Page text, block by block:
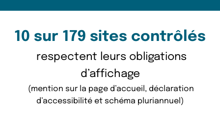
10 sur 179 sites contrôlés
respectent leurs obligations
d’affichage
(mention sur la page d’accueil, déclaration
d’accessibilité et schéma pluriannuel)